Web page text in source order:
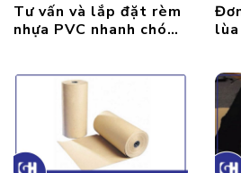
Tư vấn và lắp đặt rèm
nhựa PVC nhanh chóng
lùa